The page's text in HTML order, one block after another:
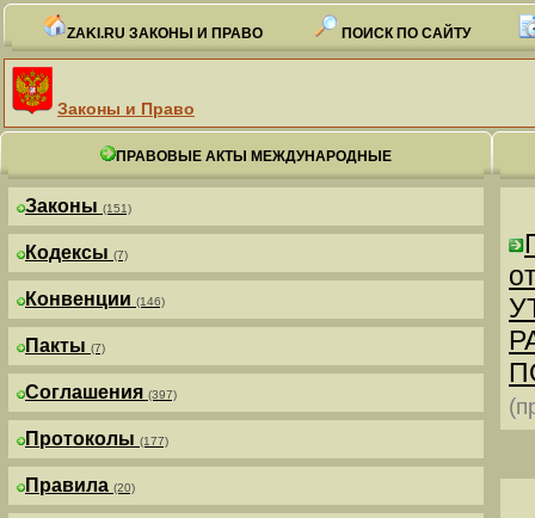
ZAKI.RU ЗАКОНЫ И ПРАВО ПОИСК ПО САЙТУ
Законы и Право
ПРАВОВЫЕ АКТЫ МЕЖДУНАРОДНЫЕ
Законы (151)
Кодексы (7)
Конвенции (146)
Пакты (7)
Соглашения (397)
Протоколы (177)
Правила (20)